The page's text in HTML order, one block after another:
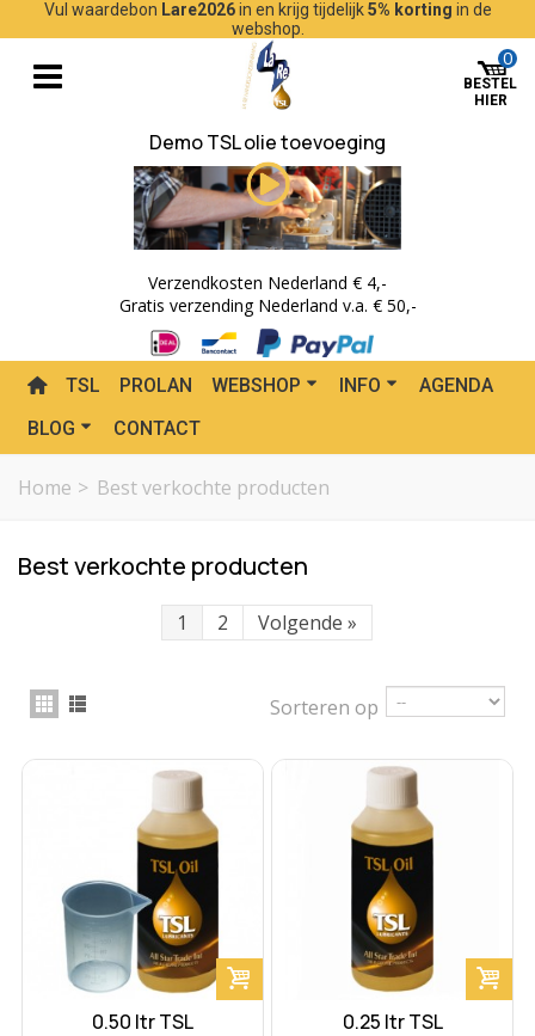
Vul waardebon Lare2026in en krijg tijdelijk5% korting in de
webshop.
0
Demo TSL olie toevoeging
Verzendkosten Nederland € 4,-
Gratis verzending Nederland v.a. € 50,-
TSL PROLAN WEBSHOP INFO
AGENDA
BLOG
CONTACT
Home > Best verkochte producten
Best verkochte producten
1 2 Volgende »
Sorteren op
0.50 ltr TSL
0.25 ltr TSL